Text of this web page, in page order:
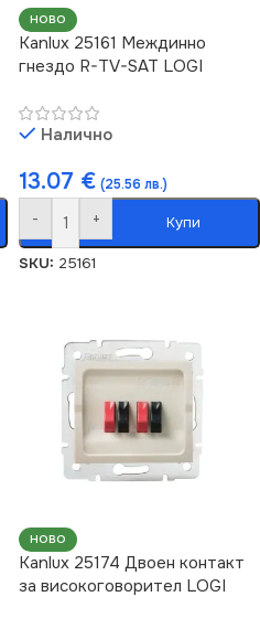
НОВО
Kanlux 25161 Междинно
гнездо R-TV-SAT LOGI
Налично
13.07 € (25.56 лв.)
- + Купи
SKU: 25161
НОВО
Kanlux 25174 Двоен контакт
за високоговорител LOGI